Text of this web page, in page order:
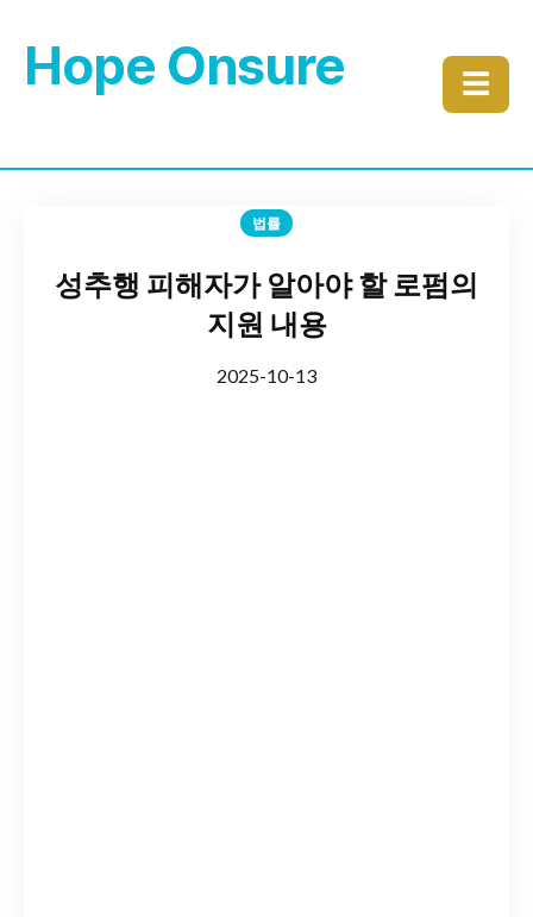
Hope Onsure ☰
법률
성추행 피해자가 알아야 할 로펌의
지원 내용
2025-10-13